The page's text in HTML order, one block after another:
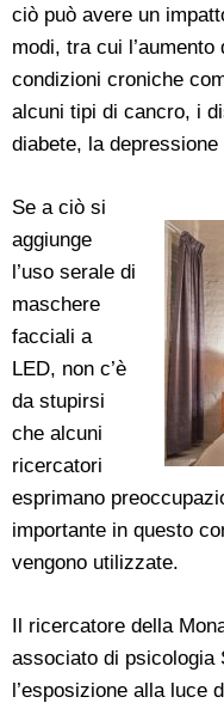
ciò può avere un
modi, tra cui
condizioni croniche
alcuni tipi di cancro, i
diabete, la
Se a ciò si
aggiunge
l’uso serale di
maschere
facciali a
LED, non c’è
da stupirsi
che alcuni
ricercatori
esprimano
importante in questo
vengono utilizzate.
Il ricercatore della
associato di psicologia
l’esposizione alla luce